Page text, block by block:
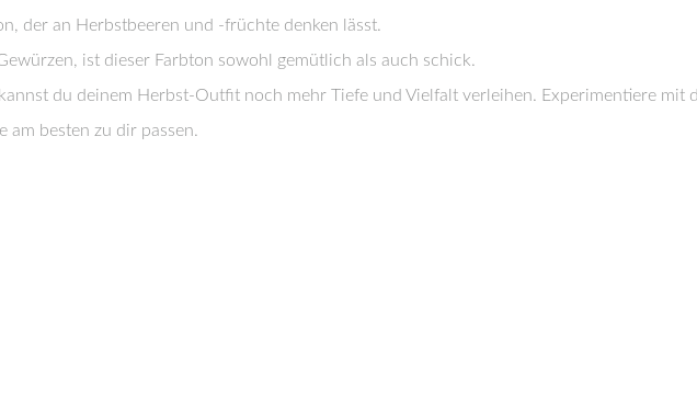
der an Herbstbeeren und -früchte denken lässt.
ist dieser Farbton sowohl gemütlich als auch schick.
du deinem Herbst-Outfit noch mehr Tiefe und Vielfalt verleihen. Experimentiere mit
am besten zu dir passen.